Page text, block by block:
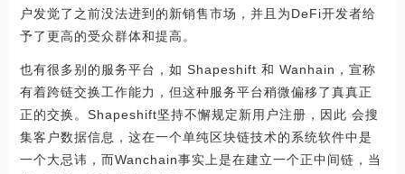
户发觉了之前没法进到的新销售市场，并且为DeFi开发者给
予了更高的受众群体和提高。
也有很多别的服务平台，如 Shapeshift 和 Wanhain，宣称
有着跨链交换工作能力，但这种服务平台稍微偏移了真真正
正的交换。Shapeshift坚持不懈规定新用户注册，因此 会搜
集客户数据信息，这在一个单纯区块链技术的系统软件中是
一个大忌讳，而Wanchain事实上是在建立一个正中间链，当